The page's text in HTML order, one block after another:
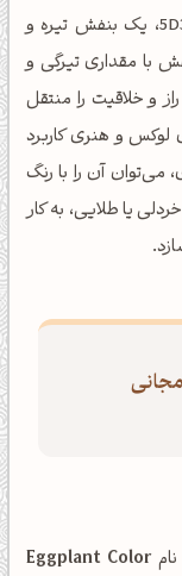
با کد هگزادسیمال 5D3891، یک بنفش تیره و
با مقداری تیرگی و
و خلاقیت را منتقل
لوکس و هنری کاربرد
می‌توان آن را با رنگ
یا طلایی، به کار
Eggplant Color